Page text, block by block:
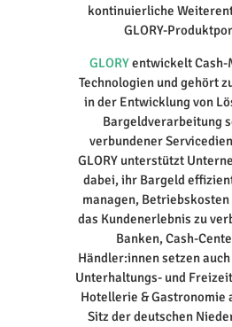
kontinuierliche
GLORY-
GLORYentwickelt Cash-
Technologien und gehört
in der Entwicklung von
Bargeldverarbeitung
verbundener
GLORY unterstützt
dabei, ihr Bargeld
managen, Betriebskosten
das Kundenerlebnis zu
Banken, Cash-
Händler:innen setzen
Unterhaltungs- und
Hotellerie & Gastronomie
Sitz der deutschen